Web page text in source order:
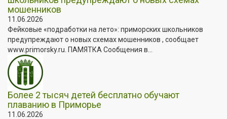
мошенников
11.06.2026
Фейковые «подработки на лето»: приморских школьников
предупреждают о новых схемах мошенников , сообщает
www.primorsky.ru. ПАМЯТКА Сообщения в...
Более 2 тысяч детей бесплатно обучают
плаванию в Приморье
11.06.2026